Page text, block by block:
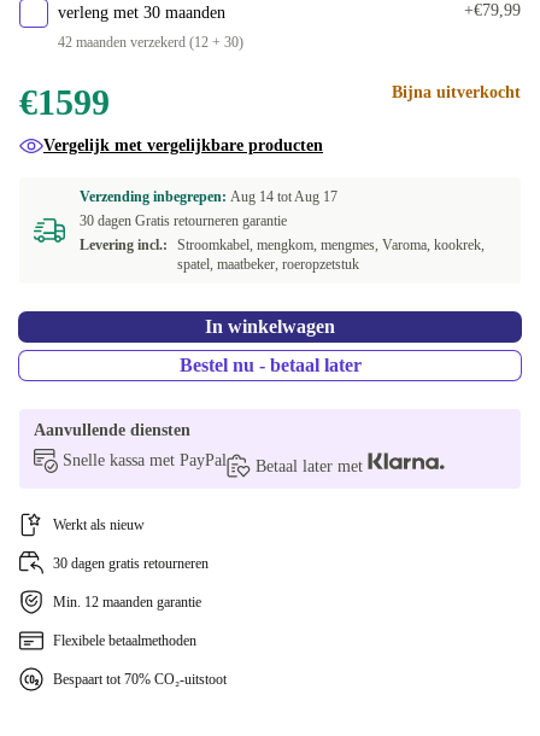
verleng met 30 maanden
42 maanden verzekerd (12 + 30)
+€79,99
€1599 Bijna uitverkocht
Vergelijk met vergelijkbare producten
Verzending inbegrepen: Aug 14 totAug 17
30 dagen Gratis retourneren garantie
Levering incl.:
Stroomkabel, mengkom, mengmes, Varoma, kookrek,
spatel, maatbeker, roeropzetstuk
In winkelwagen
Bestel nu - betaal later
Aanvullende diensten
Snelle kassa met PayPal
Betaal later met
Werkt als nieuw
30 dagen gratis retourneren
Min. 12 maanden garantie
Flexibele betaalmethoden
Bespaart tot 70% CO₂-uitstoot